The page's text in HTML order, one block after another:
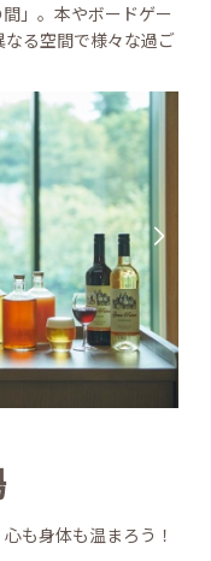
」。本やボードゲー
る空間で様々な過ご
も身体も温まろう！